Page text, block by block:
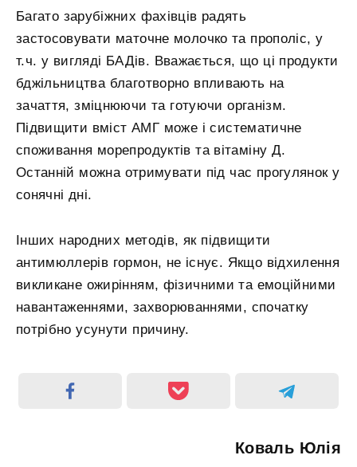
Багато зарубіжних фахівців радять
застосовувати маточне молочко та прополіс, у
т.ч. у вигляді БАДів. Вважається, що ці продукти
бджільництва благотворно впливають на
зачаття, зміцнюючи та готуючи організм.
Підвищити вміст АМГ може і систематичне
споживання морепродуктів та вітаміну Д.
Останній можна отримувати під час прогулянок у
сонячні дні.
Інших народних методів, як підвищити
антимюллерів гормон, не існує. Якщо відхилення
викликане ожирінням, фізичними та емоційними
навантаженнями, захворюваннями, спочатку
потрібно усунути причину.
Коваль Юлія